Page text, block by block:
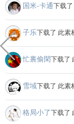
国米-卡通下载
子乐下载了 此素
忙裏偷閑下载了
雪域下载了 此素
格局小了下载了